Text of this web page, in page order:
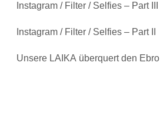
Instagram / Filter / Selfies – Part III
Instagram / Filter / Selfies – Part II
Unsere LAIKA überquert den Ebro